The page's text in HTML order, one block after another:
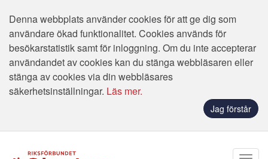
Denna webbplats använder cookies för att ge dig som
användare ökad funktionalitet. Cookies används för
besökarstatistik samt för inloggning. Om du inte accepterar
användandet av cookies kan du stänga webbläsaren eller
stänga av cookies via din webbläsares
säkerhetsinställningar. Läs mer.
Jag förstår